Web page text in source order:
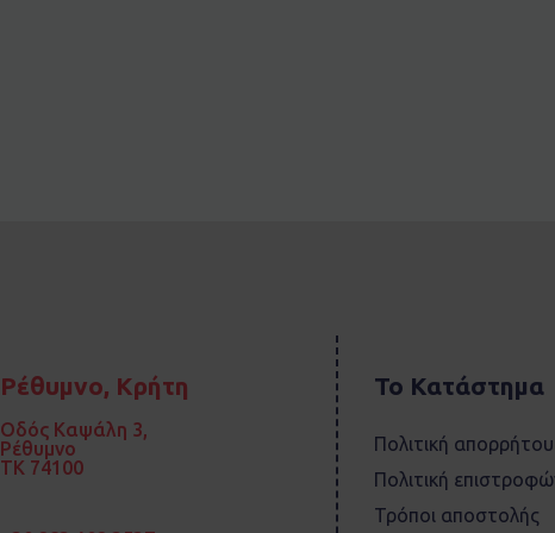
Ρέθυμνο, Κρήτη
Οδός Καψάλη 3,
Ρέθυμνο
TK 74100
Το Κατάστημα
Πολιτική απορρήτου
Πολιτική
Τρόποι αποστολής